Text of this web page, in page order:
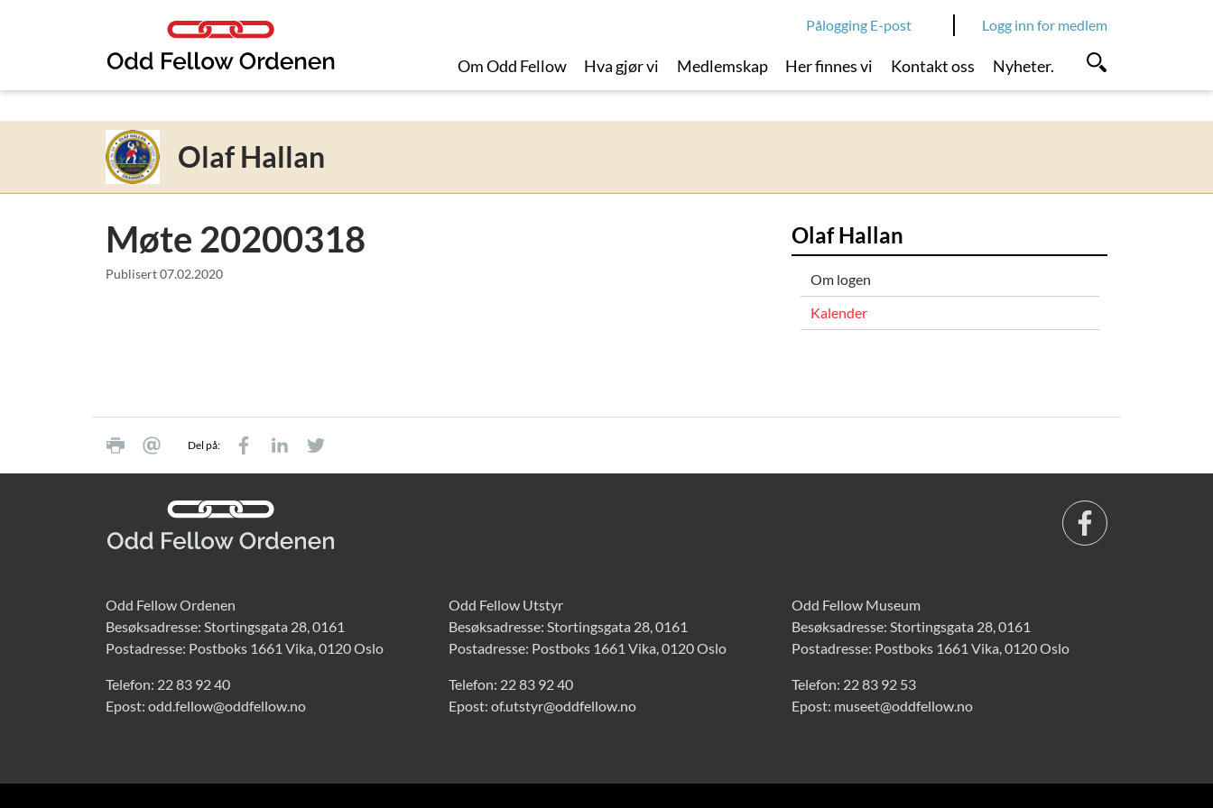
Logg inn for medlem
Pålogging E-post
Om Odd Fellow Hva gjør vi Medlemskap Her finnes vi Kontakt oss Nyheter.
Olaf Hallan
Møte 20200318
Publisert07.02.2020
Olaf Hallan
Om logen
Kalender
Del på:
Odd Fellow Ordenen
Besøksadresse: Stortingsgata 28, 0161
Postadresse: Postboks 1661 Vika, 0120 Oslo
Telefon: 22 83 92 40
Epost: odd.fellow@oddfellow.no
Odd Fellow Utstyr
Besøksadresse: Stortingsgata 28, 0161
Postadresse: Postboks 1661 Vika, 0120 Oslo
Telefon: 22 83 92 40
Epost: of.utstyr@oddfellow.no
Odd Fellow Museum
Besøksadresse: Stortingsgata 28, 0161
Postadresse: Postboks 1661 Vika, 0120 Oslo
Telefon: 22 83 92 53
Epost: museet@oddfellow.no